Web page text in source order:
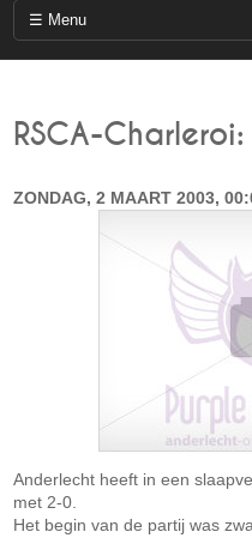
RSCA-
ZONDAG, 2 MAART 2003,
Anderlecht heeft in een
met 2-0.
Het begin van de partij was